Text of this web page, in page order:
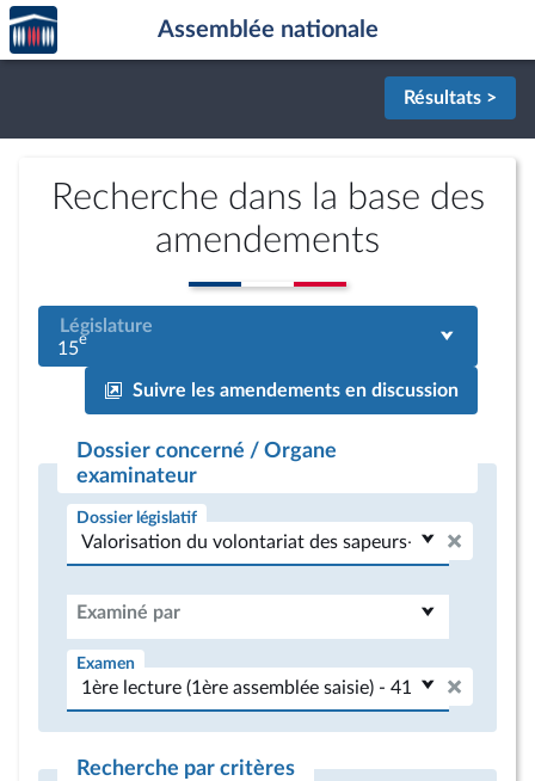
Aller au contenu
Aller en bas de la page
Accèder
à la
page
Assemblée nationale
Résultats >
Recherche dans la base des
amendements
Législature
15e
Suivre les amendements en discussion
Dossier concerné / Organe
examinateur
Dossier législatif
Examiné par
Examen
Recherche par critères